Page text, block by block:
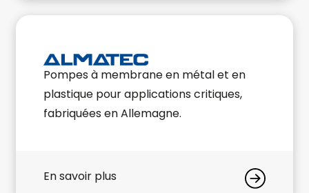
Pompes à membrane en métal et en
plastique pour applications critiques,
fabriquées en Allemagne.
En savoir plus